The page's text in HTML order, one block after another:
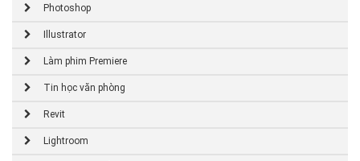
Photoshop
Illustrator
Làm phim Premiere
Tin học văn phòng
Revit
Lightroom